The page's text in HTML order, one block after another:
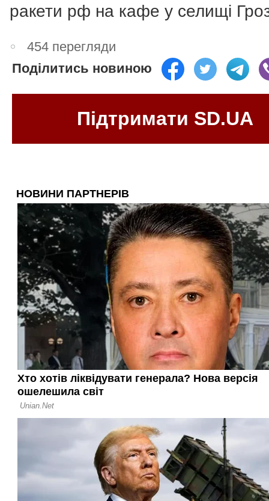
ракети рф на кафе у селищі
454 перегляди
Поділитись новиною
Підтримати SD.UA